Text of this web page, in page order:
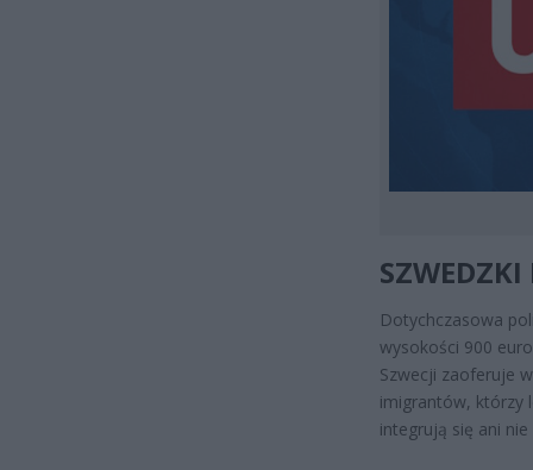
Dotychczasowa
wysokości 900
Szwecji zaoferuje
imigrantów, którzy
integrują się ani